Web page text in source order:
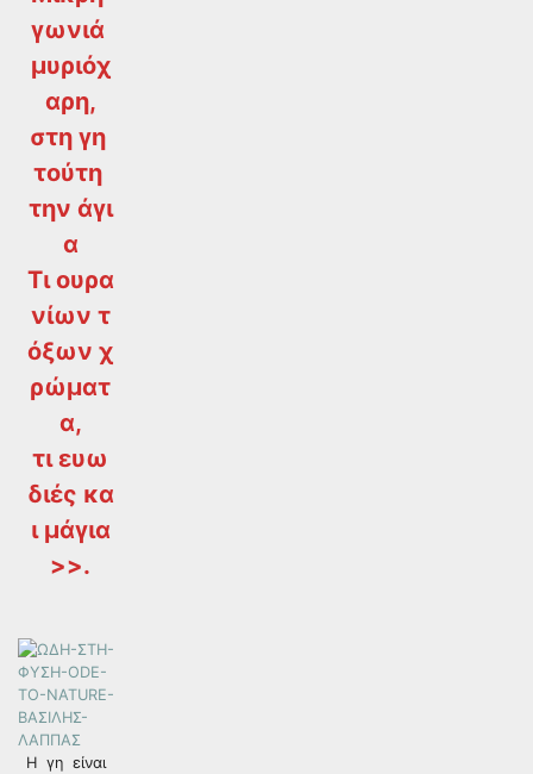
γωνιά
μυριόχ
αρη,
στη γη
τούτη
την άγι
α
Τι ουρα
νίων τ
όξων χ
ρώματ
α,
τι ευω
διές κα
ι μάγια
>>.
Η γη είναι